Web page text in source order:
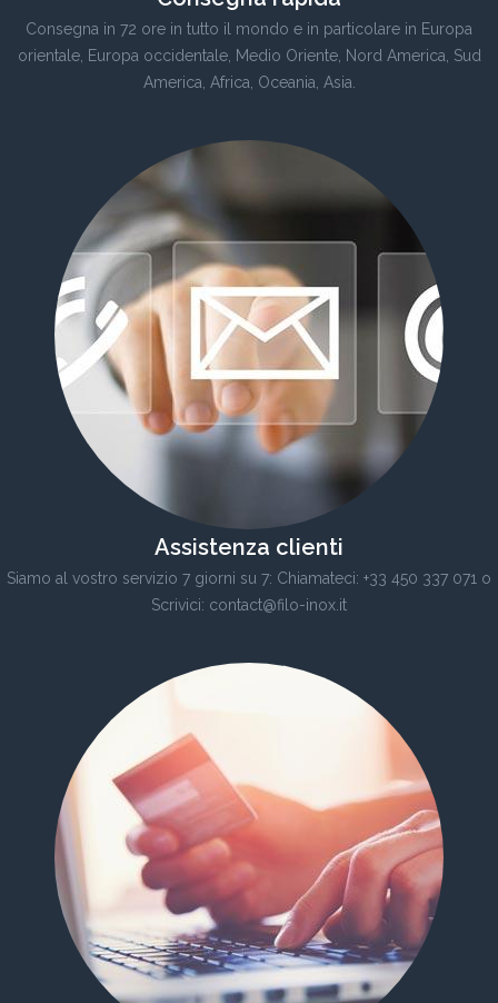
Consegna in 72 ore in tutto il mondo e in particolare in Europa
orientale, Europa occidentale, Medio Oriente, Nord America, Sud
America, Africa, Oceania, Asia.
Assistenza clienti
Siamo al vostro servizio 7 giorni su 7: Chiamateci: +33 450 337 071 o
Scrivici: contact@filo-inox.it